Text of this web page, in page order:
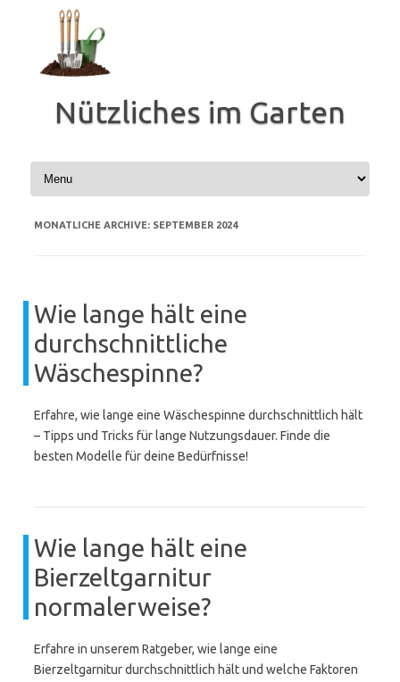
springen
Nützliches im Garten
MONATLICHE ARCHIVE: SEPTEMBER 2024
Wie lange hält eine
durchschnittliche
Wäschespinne?
Erfahre, wie lange eine Wäschespinne durchschnittlich hält
– Tipps und Tricks für lange Nutzungsdauer. Finde die
besten Modelle für deine Bedürfnisse!
Wie lange hält eine
Bierzeltgarnitur
normalerweise?
Erfahre in unserem Ratgeber, wie lange eine
Bierzeltgarnitur durchschnittlich hält und welche Faktoren